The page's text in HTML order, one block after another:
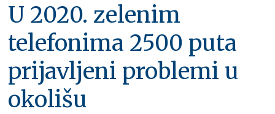
U 2020. zelenim
telefonima 2500 puta
prijavljeni problemi u
okolišu